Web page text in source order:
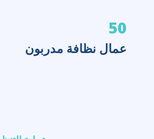
50
عمال نظافة مدربون